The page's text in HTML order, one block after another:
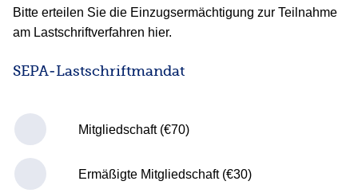
Bitte erteilen Sie die Einzugsermächtigung zur Teilnahme
am Lastschriftverfahren hier.
SEPA-Lastschriftmandat
Mitgliedschaft (€70)
Ermäßigte Mitgliedschaft (€30)